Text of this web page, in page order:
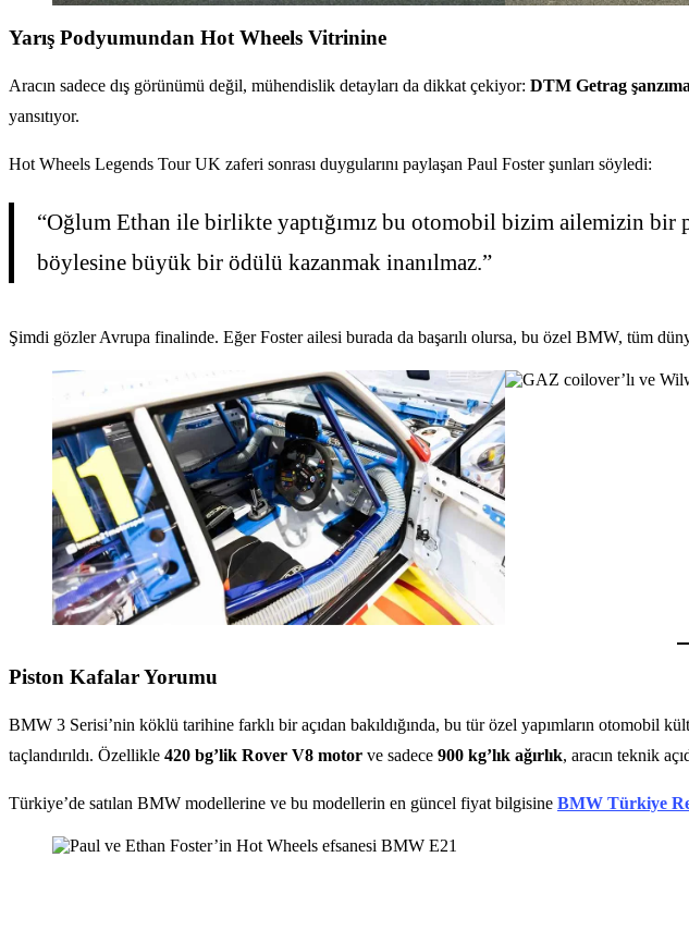
Yarış Podyumundan Hot Wheels Vitrinine
Aracın sadece dış görünümü değil, mühendislik detayları da dikkat çekiyor: DTM Getrag
yansıtıyor.
Hot Wheels Legends Tour UK zaferi sonrası duygularını paylaşan Paul Foster şunları söyledi:
“Oğlum Ethan ile birlikte yaptığımız bu otomobil bizim ailemizin bir
böylesine büyük bir ödülü kazanmak inanılmaz.”
Şimdi gözler Avrupa finalinde. Eğer Foster ailesi burada da başarılı olursa, bu özel BMW, tüm
Piston Kafalar Yorumu
BMW 3 Serisi’nin köklü tarihine farklı bir açıdan bakıldığında, bu tür özel yapımların otomobil
taçlandırıldı. Özellikle 420 bg’lik Rover V8 motor ve sadece 900 kg’lık ağırlık, aracın teknik
Türkiye’de satılan BMW modellerine ve bu modellerin en güncel fiyat bilgisine BMW Türkiye